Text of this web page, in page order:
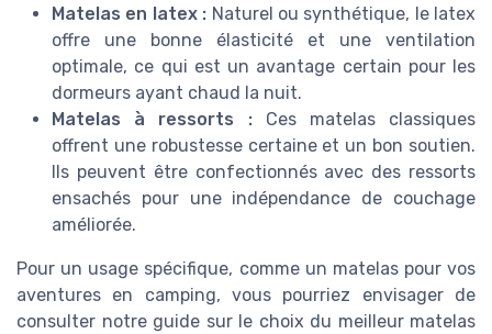
Matelas en latex : Naturel ou synthétique, le latex
offre une bonne élasticité et une ventilation
optimale, ce qui est un avantage certain pour les
dormeurs ayant chaud la nuit.
Matelas à ressorts :Ces matelas classiques
offrent une robustesse certaine et un bon soutien.
Ils peuvent être confectionnés avec des ressorts
ensachés pour une indépendance de couchage
améliorée.
Pour un usage spécifique, comme un matelas pour vos
aventures en camping, vous pourriez envisager de
consulter notre guide sur le choix du meilleur matelas